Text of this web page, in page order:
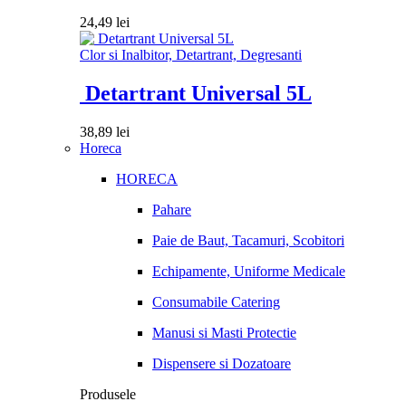
24,49 lei
Clor si Inalbitor, Detartrant, Degresanti
Detartrant Universal 5L
38,89 lei
Horeca
HORECA
Pahare
Paie de Baut, Tacamuri, Scobitori
Echipamente, Uniforme Medicale
Consumabile Catering
Manusi si Masti Protectie
Dispensere si Dozatoare
Produsele